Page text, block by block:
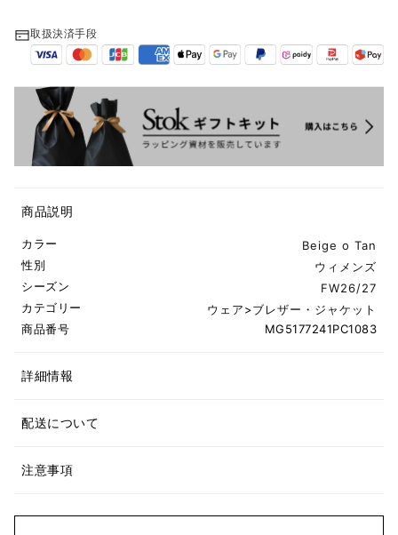
取扱決済手段
商品説明
カラー
Beige o Tan
性別
ウィメンズ
シーズン
FW26/27
カテゴリー
ウェア>ブレザー・ジャケット
商品番号
MG5177241PC1083
詳細情報
配送について
注意事項